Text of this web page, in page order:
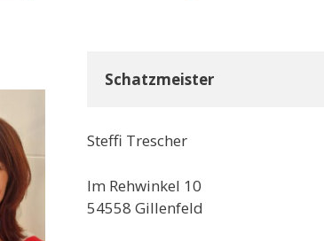
Schatzmeister
Steffi Trescher
Im Rehwinkel 10
54558 Gillenfeld